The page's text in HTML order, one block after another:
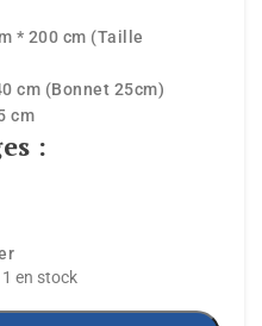
* 200 cm (Taille
cm (Bonnet 25cm)
cm
:
en stock